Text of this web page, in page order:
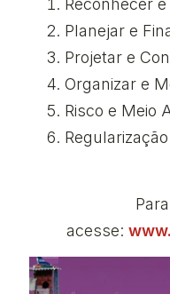
Reconhecer
Planejar e
Projetar e
Organizar e
Risco e Meio
acesse: